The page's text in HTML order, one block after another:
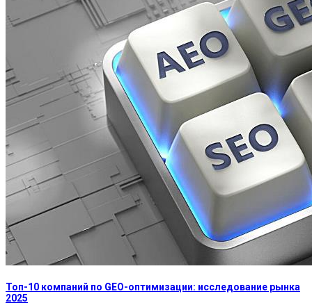
Топ-10 компаний по GEO-оптимизации: исследование рынка
2025